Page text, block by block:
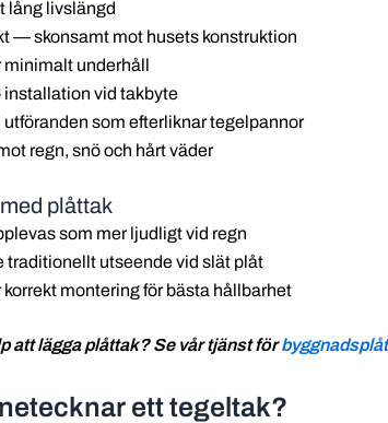
lång livslängd
— skonsamt mot husets konstruktion
minimalt underhåll
installation vid takbyte
utföranden som efterliknar tegelpannor
regn, snö och hårt väder
plåttak
som mer ljudligt vid regn
traditionellt utseende vid slät plåt
korrekt montering för bästa hållbarhet
att lägga plåttak? Se vår tjänst förbyggnadsplåt
ett tegeltak?